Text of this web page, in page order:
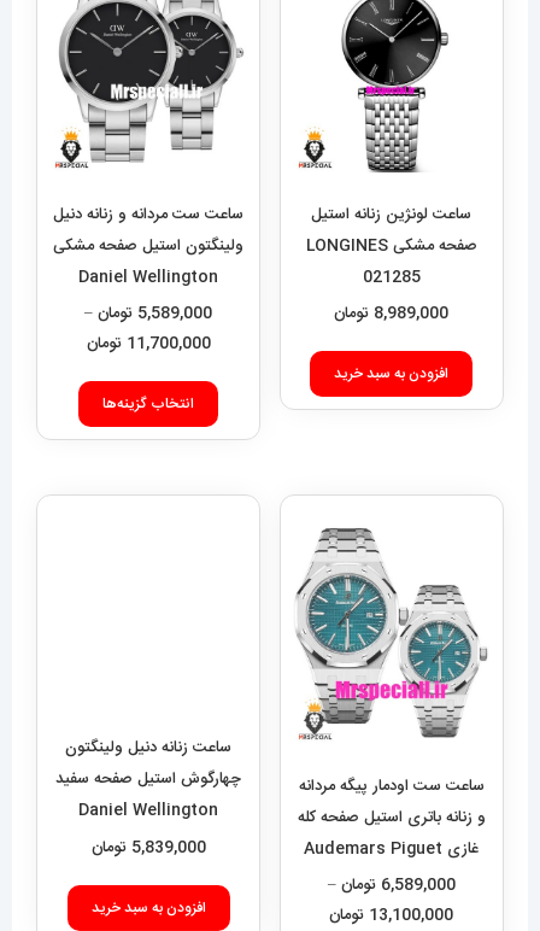
ساعت لونژین زنانه استیل
صفحه مشکی LONGINES
021285
8,989,000 تومان
افزودن به سبد خرید
ساعت ست مردانه و زنانه دنیل
ولینگتون استیل صفحه مشکی
Daniel Wellington
020551
5,589,000 تومان–
11,700,000 تومانمحدوده
تا
انتخاب گزینه‌ها
این
محصول
انواع
است
در
صفحه
انتخاب
ساعت ست اودمار پیگه مردانه
و زنانه باتری استیل صفحه کله
غازی Audemars Piguet
Royal 01572
6,589,000 تومان–
13,100,000 تومانمحدوده
چهارگوش استیل صفحه سفید
Daniel Wellington
Quadro 422
افزودن به سبد خرید